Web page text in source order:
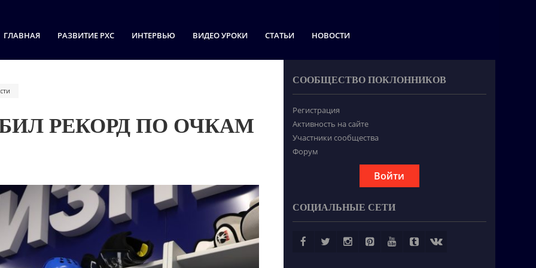
ГЛАВНАЯ РАЗВИТИЕ РХС ИНТЕРВЬЮ ВИДЕО УРОКИ СТАТЬИ НОВОСТИ
РЕКОРД ПО ОЧКАМ
СООБЩЕСТВО ПОКЛОННИКОВ
Регистрация
Активность на сайте
Участники сообщества
Форум
Войти
СОЦИАЛЬНЫЕ СЕТИ